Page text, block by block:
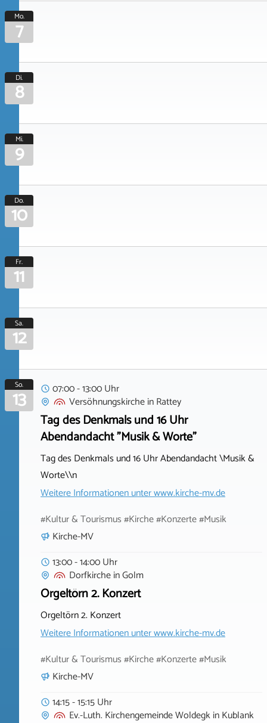
Mo.
7
Di.
8
Mi.
9
Do.
10
Fr.
11
Sa.
12
So.
13
07:00 - 13:00 Uhr
VersöhnungskircheinRattey
Tag des Denkmals und 16 Uhr
Abendandacht "Musik & Worte"
Tag des Denkmals und 16 Uhr Abendandacht \Musik &
Worte\\n
Weitere Informationen unterwww.kirche-mv.de
#Kultur & Tourismus #Kirche #Konzerte #Musik
Kirche-MV
13:00 - 14:00 Uhr
DorfkircheinGolm
Orgeltörn 2. Konzert
Orgeltörn 2. Konzert
Weitere Informationen unterwww.kirche-mv.de
#Kultur & Tourismus #Kirche #Konzerte #Musik
Kirche-MV
14:15 - 15:15 Uhr
Ev.-Luth. Kirchengemeinde WoldegkinKublank